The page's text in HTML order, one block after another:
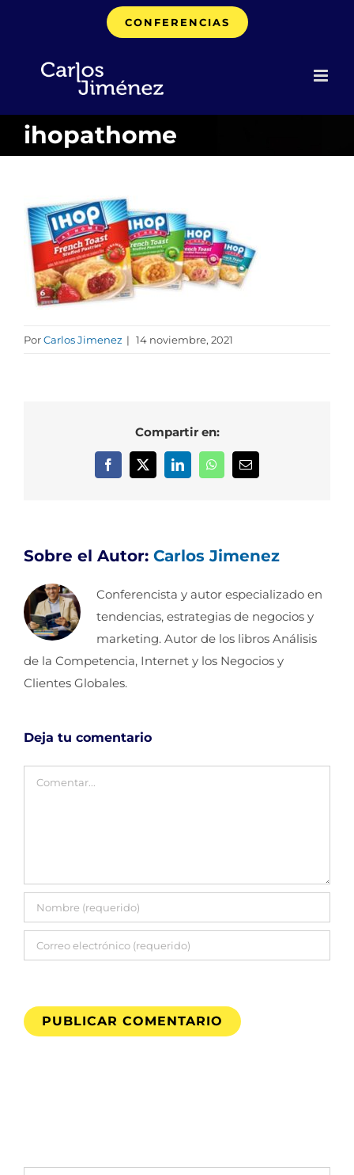
CONFERENCIAS
ihopathome
PorCarlos Jimenez | 14 noviembre, 2021
Compartir en:
Facebook
X LinkedInWhatsAppCorreo
Sobre el Autor: Carlos Jimenez
Conferencista y autor especializado en
tendencias, estrategias de negocios y
marketing. Autor de los libros Análisis
de la Competencia, Internet y los Negocios y
Clientes Globales.
Deja tu comentario
Comentar